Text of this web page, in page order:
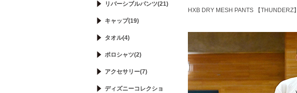
HXB DRY MESH PANTS 【THUNDERZ】
リバーシブルパンツ(21)
キャップ(19)
タオル(4)
ポロシャツ(2)
アクセサリー(7)
ディズニーコレクショ